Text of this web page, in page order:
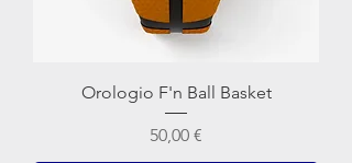
Orologio F'n Ball Basket
Prezzo
50,00 €